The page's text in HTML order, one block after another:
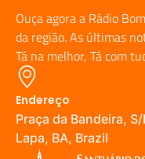
Ouça agora a Rádio
da região. As últimas
Tá na melhor, Tá com
Endereço
Praça da Bandeira,
Lapa, BA, Brazil